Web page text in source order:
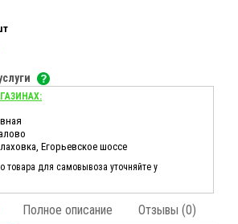
Егорьевское шоссе
товара для самовывоза уточняйте у
Полное описание Отзывы (0)